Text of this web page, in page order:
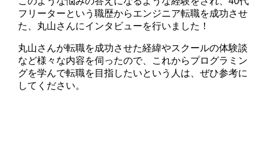
フリーターという職歴からエンジニア転職を成功させ
た、丸山さんにインタビューを行いました！
丸山さんが転職を成功させた経緯やスクールの体験談
など様々な内容を伺ったので、これからプログラミン
グを学んで転職を目指したいという人は、ぜひ参考に
してください。